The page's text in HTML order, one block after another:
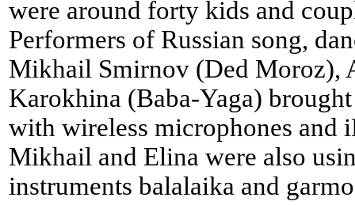
were around forty kids and
Performers of Russian song,
Mikhail Smirnov (Ded Moroz),
Karokhina (Baba-Yaga)
with wireless microphones and
Mikhail and Elina were also
instruments balalaika and